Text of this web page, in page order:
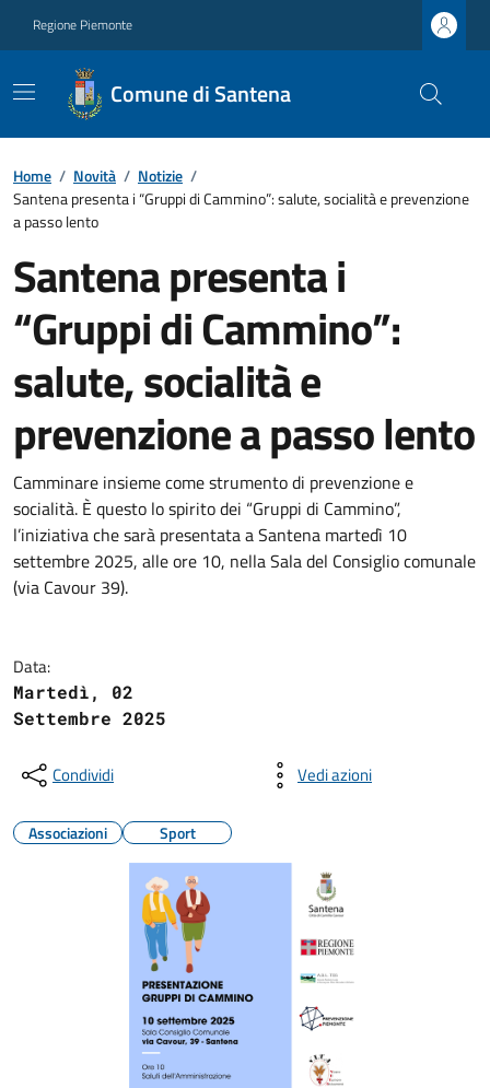
Regione Piemonte
Comune di Santena
Home / Novità / Notizie /
Santena presenta i “Gruppi di Cammino”: salute, socialità e prevenzione
a passo lento
Santena presenta i
“Gruppi di Cammino”:
salute, socialità e
prevenzione a passo lento
Camminare insieme come strumento di prevenzione e
socialità. È questo lo spirito dei “Gruppi di Cammino”,
l’iniziativa che sarà presentata a Santena martedì 10
settembre 2025, alle ore 10, nella Sala del Consiglio comunale
(via Cavour 39).
Data:
Martedì, 02
Settembre 2025
Condividi Vedi azioni
Associazioni Sport